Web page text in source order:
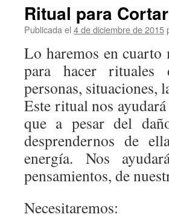
Ritual para
Publicada el 4 de diciembre de 2015
Lo haremos en cuarto
para hacer rituales
personas, situaciones,
Este ritual nos
que a pesar del
desprendernos de
energía. Nos
pensamientos, de
Necesitaremos: